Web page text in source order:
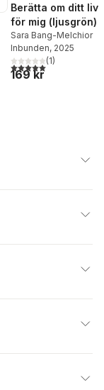
Berätta om ditt liv
för mig (ljusgrön)
Sara Bang-Melchior
Inbunden, 2025
5,0utav 5 stjärnor.
(1)
169 kr